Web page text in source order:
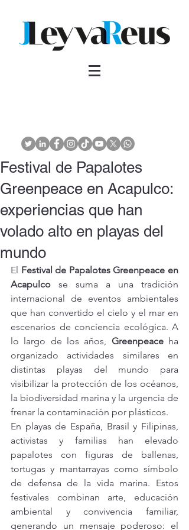
Festival de Papalotes
Greenpeace en Acapulco:
experiencias que han
volado alto en playas del
mundo
El Festival de Papalotes Greenpeace en
Acapulco se suma a una tradición
internacional de eventos ambientales
que han convertido el cielo y el mar en
escenarios de conciencia ecológica. A
lo largo de los años, Greenpeace ha
organizado actividades similares en
distintas playas del mundo para
visibilizar la protección de los océanos,
la biodiversidad marina y la urgencia de
frenar la contaminación por plásticos.
En playas de España, Brasil y Filipinas,
activistas y familias han elevado
papalotes con figuras de ballenas,
tortugas y mantarrayas como símbolo
de defensa de la vida marina. Estos
festivales combinan arte, educación
ambiental y convivencia familiar,
generando un mensaje poderoso: el